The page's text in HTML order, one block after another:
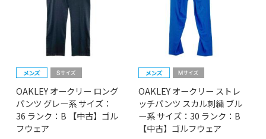
OAKLEY オークリー ロング
パンツ グレー系 サイズ：
36 ランク：B 【中古】ゴル
フウェア
OAKLEY オークリー ストレ
ッチパンツ スカル刺繍 ブル
ー系 サイズ：30 ランク：B
【中古】ゴルフウェア